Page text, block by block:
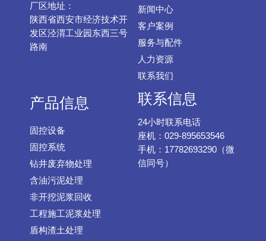
厂区地址：
陕西省西安市经济技术开
发区泾渭工业园东西三号
路南
新闻中心
客户案例
服务与配件
人力资源
联系我们
产品信息
固控设备
固控系统
钻井废弃物处理
含油污泥处理
非开挖泥浆回收
工程施工泥浆处理
盾构渣土处理
联系信息
24小时联系电话
座机：029-895653546
手机：17782693290（微
信同号）